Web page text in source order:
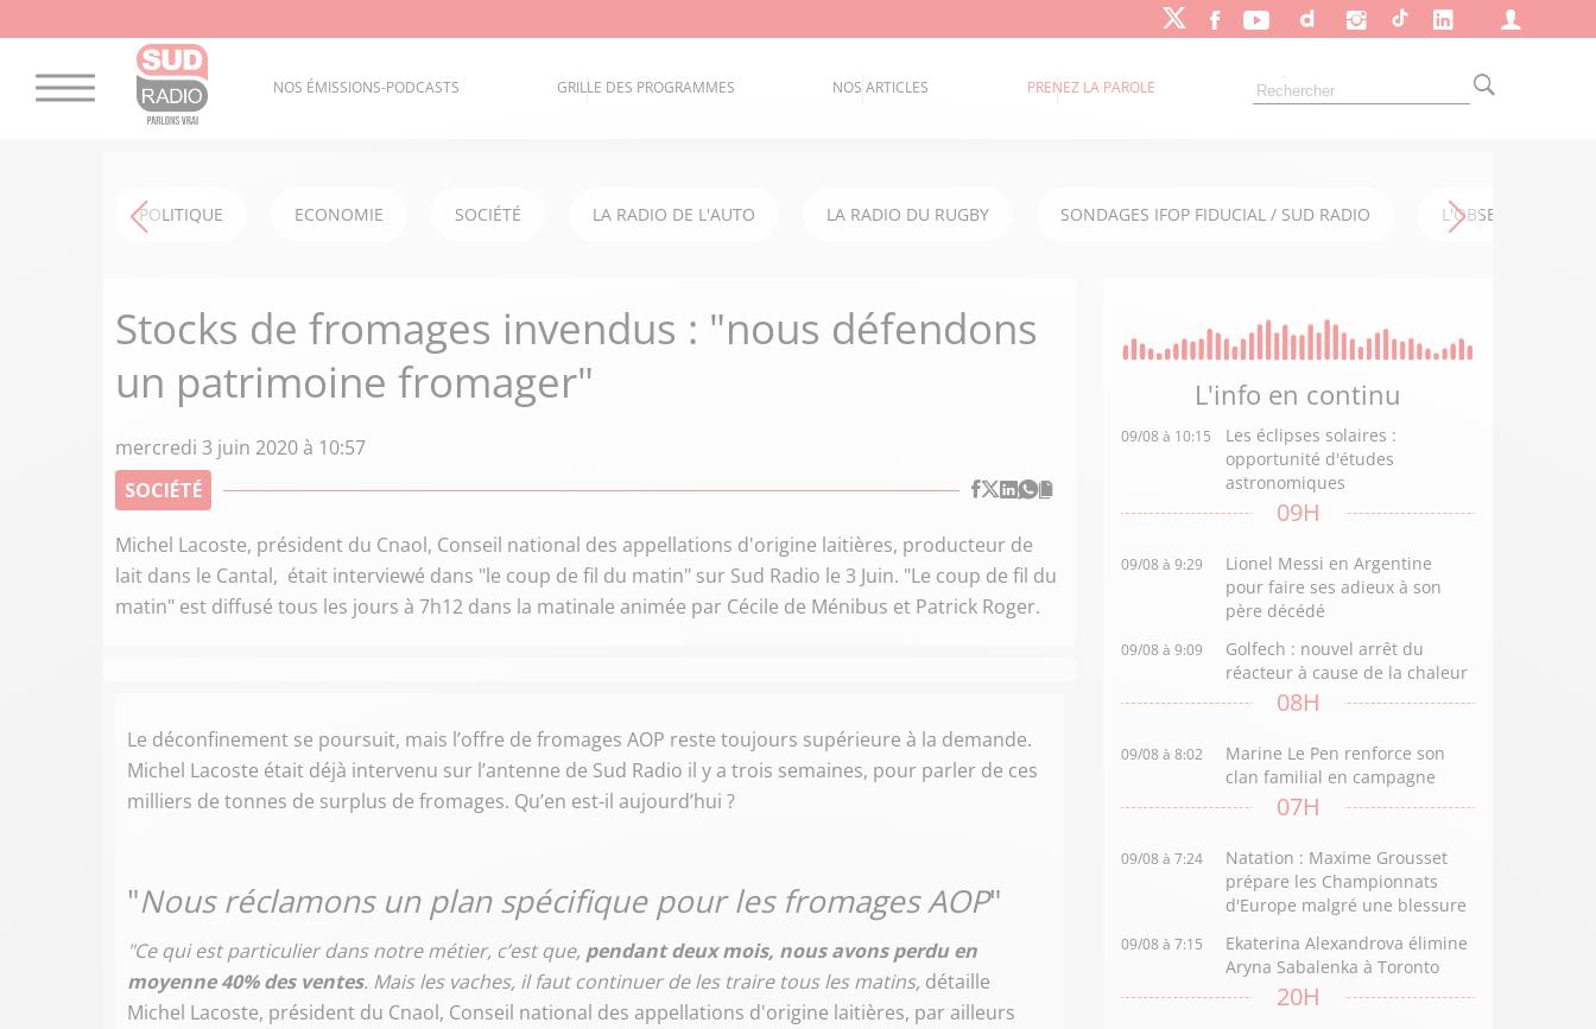
NOS ÉMISSIONS-PODCASTS GRILLE DES PROGRAMMES NOS ARTICLES PRENEZ LA PAROLE
POLITIQUE ECONOMIE SOCIÉTÉ LA RADIO DE L'AUTO LA RADIO DU RUGBY SONDAGES IFOP FIDUCIAL / SUD RADIO L'OBSERVATOIRE
Stocks de fromages invendus : "nous défendons
un patrimoine fromager"
mercredi 3 juin 2020 à 10:57
SOCIÉTÉ
Michel Lacoste, président du Cnaol, Conseil national des appellations d'origine laitières, producteur de
lait dans le Cantal, était interviewé dans "le coup de fil du matin" sur Sud Radio le 3 Juin. "Le coup de fil du
matin" est diffusé tous les jours à 7h12 dans la matinale animée par Cécile de Ménibus et Patrick Roger.
Le déconfinement se poursuit, mais l’offre de fromages AOP reste toujours supérieure à la demande.
Michel Lacoste était déjà intervenu sur l’antenne de Sud Radio il y a trois semaines, pour parler de ces
milliers de tonnes de surplus de fromages. Qu’en est-il aujourd’hui ?
"Nous réclamons un plan spécifique pour les fromages AOP"
"Ce qui est particulier dans notre métier, c’est que, pendant deux mois, nous avons perdu en
moyenne 40% des ventes. Mais les vaches, il faut continuer de les traire tous les matins, détaille
Michel Lacoste, président du Cnaol, Conseil national des appellations d'origine laitières, par ailleurs
L'info en continu
09/08 à 10:15
Les éclipses solaires :
opportunité d'études
astronomiques
09H
09/08 à 9:29
Lionel Messi en Argentine
pour faire ses adieux à son
père décédé
09/08 à 9:09
Golfech : nouvel arrêt du
réacteur à cause de la chaleur
08H
09/08 à 8:02
Marine Le Pen renforce son
clan familial en campagne
07H
09/08 à 7:24
Natation : Maxime Grousset
prépare les Championnats
d'Europe malgré une blessure
09/08 à 7:15
Ekaterina Alexandrova élimine
Aryna Sabalenka à Toronto
20H